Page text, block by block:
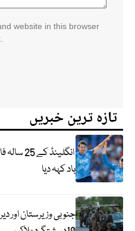
website in this browser
تازہ ترین خبریں
باد کہہ دیا
جنوبی وزیرستان اور